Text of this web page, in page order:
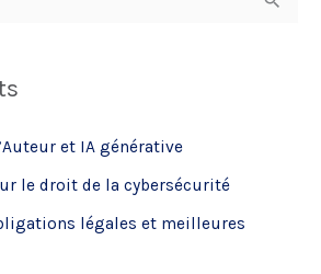
et IA générative
le droit de la cybersécurité
légales et meilleures